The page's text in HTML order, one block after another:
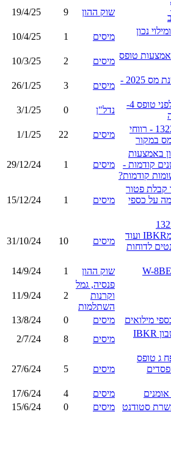
שוק ההון 9
19/4/25
טופס 1042S ומילוי נכון
מיסים 1
10/4/25
טופס
מיסים 2
10/3/25
טופס 101 לשנת מס 2025 -
מיסים 3
26/1/25
מסירת דירה לפני טופס 4-
נדל"ן 0
3/1/25
הגשת טופס 1322 - רווחי
מס במקור
מיסים 22
1/1/25
באמצעות
867 משנים קודמות -
קודמות?
מיסים 1
29/12/24
קבלת פטור
על כספי
מיסים 1
15/12/24
טופס 1325
מstatements מIBKR ועוד
לדוחות
מיסים 10
31/10/24
שוק ההון 1
14/9/24
פנסיה, גמל
וקרנות
השתלמות
2
11/9/24
מיסים 0
13/8/24
טופס 867 חשבון IBKR
מיסים 8
2/7/24
ג טופס
הפסדים
מיסים 5
27/6/24
מיסים 4
17/6/24
מיסים 0
15/6/24